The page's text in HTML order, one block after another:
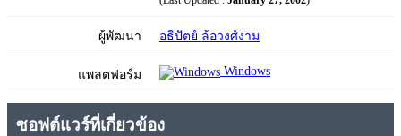
ผู้พัฒนา อธิปัตย์ ล้อวงศ์งาม
แพลตฟอร์ม Windows
ซอฟต์แวร์ที่เกี่ยวข้อง